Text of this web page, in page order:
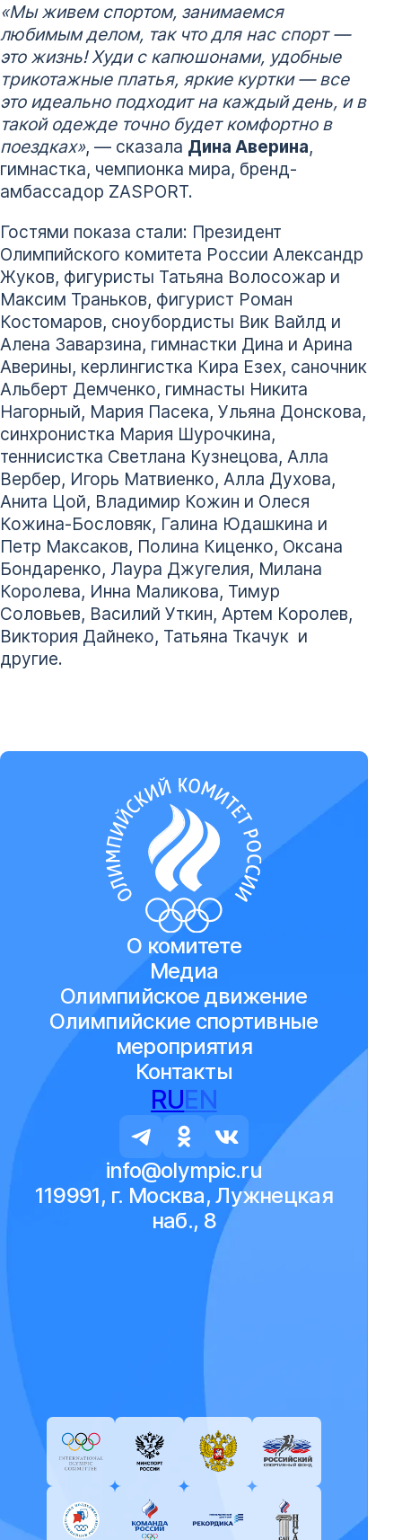
«Мы живем спортом, занимаемся
любимым делом, так что для нас спорт —
это жизнь! Худи с капюшонами, удобные
трикотажные платья, яркие куртки — все
это идеально подходит на каждый день, и в
такой одежде точно будет комфортно в
поездках», — сказала Дина Аверина,
гимнастка, чемпионка мира, бренд-
амбассадор ZASPORT.
Гостями показа стали: Президент
Олимпийского комитета России Александр
Жуков, фигуристы Татьяна Волосожар и
Максим Траньков, фигурист Роман
Костомаров, сноубордисты Вик Вайлд и
Алена Заварзина, гимнастки Дина и Арина
Аверины, керлингистка Кира Езех, саночник
Альберт Демченко, гимнасты Никита
Нагорный, Мария Пасека, Ульяна Донскова,
синхронистка Мария Шурочкина,
теннисистка Светлана Кузнецова, Алла
Вербер, Игорь Матвиенко, Алла Духова,
Анита Цой, Владимир Кожин и Олеся
Кожина-Бословяк, Галина Юдашкина и
Петр Максаков, Полина Киценко, Оксана
Бондаренко, Лаура Джугелия, Милана
Королева, Инна Маликова, Тимур
Соловьев, Василий Уткин, Артем Королев,
Виктория Дайнеко, Татьяна Ткачук и
другие.
О комитете
Медиа
Олимпийское движение
Олимпийские спортивные
мероприятия
Контакты
RUEN
info@olympic.ru
119991, г. Москва, Лужнецкая
наб., 8